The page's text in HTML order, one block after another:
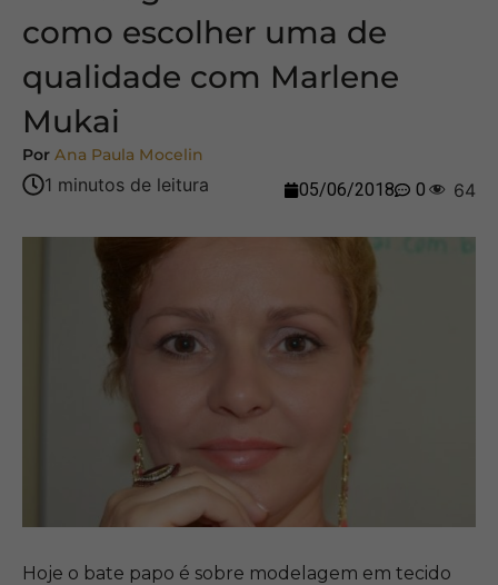
como escolher uma de
qualidade com Marlene
Mukai
Por Ana Paula Mocelin
05/06/2018 0 64
Hoje o bate papo é sobre modelagem em tecido